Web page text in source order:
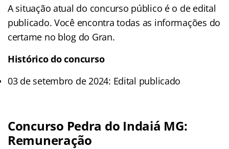
A situação atual do concurso público é o de edital
publicado. Você encontra todas as informações do
certame no blog do Gran.
Histórico do concurso
03 de setembro de 2024: Edital publicado
Concurso Pedra do Indaiá MG:
Remuneração